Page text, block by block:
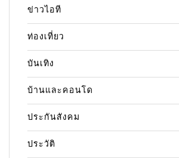
ข่าวไอที
ท่องเที่ยว
บันเทิง
บ้านและคอนโด
ประกันสังคม
ประวัติ